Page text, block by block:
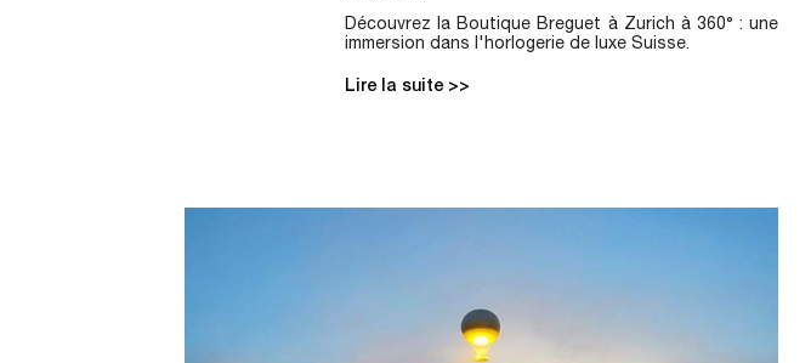
Découvrez la Boutique Breguet à Zurich à 360° : une
immersion dans l'horlogerie de luxe Suisse.
Lire la suite >>